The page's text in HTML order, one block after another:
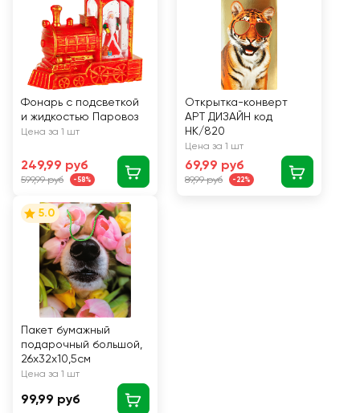
Фонарь с подсветкой
и жидкостью Паровоз
Цена за 1 шт
249,99 руб
599,99 руб -58%
Открытка-конверт
АРТ ДИЗАЙН код
НК/820
Цена за 1 шт
69,99 руб
89,99 руб -22%
5.0
Пакет бумажный
подарочный большой,
26x32x10,5см
Цена за 1 шт
99,99 руб